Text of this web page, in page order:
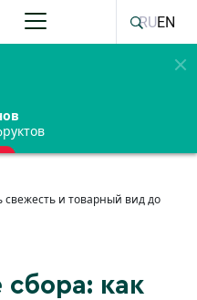
RUEN
свежесть и товарный вид до
как